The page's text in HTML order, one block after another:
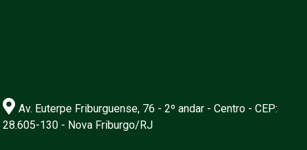
Av. Euterpe Friburguense, 76 - 2º andar - Centro - CEP:
28.605-130 - Nova Friburgo/RJ